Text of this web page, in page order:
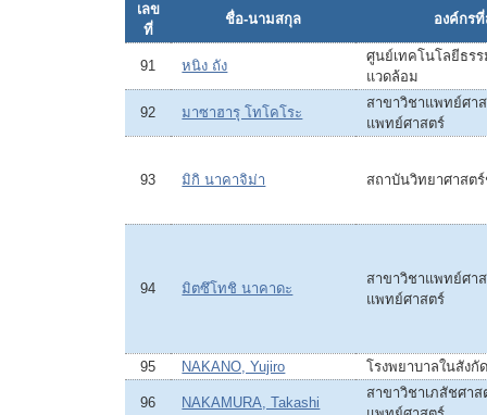
เลข
ที่
ชื่อ-นามสกุล องค์กร
91 หนิง ถัง
ศูนย์เทคโนโลยีธร
แวดล้อม
92 มาซาฮารุ โทโคโระ
สาขาวิชาแพทย์ศา
แพทย์ศาสตร์
93 มิกิ นาคาจิม่า สถาบันวิทยาศาสต
94 มิตซึโทชิ นาคาดะ
สาขาวิชาแพทย์ศา
แพทย์ศาสตร์
95 NAKANO, Yujiro โรงพยาบาลในสังกั
96 NAKAMURA, Takashi
สาขาวิชาเภสัชศา